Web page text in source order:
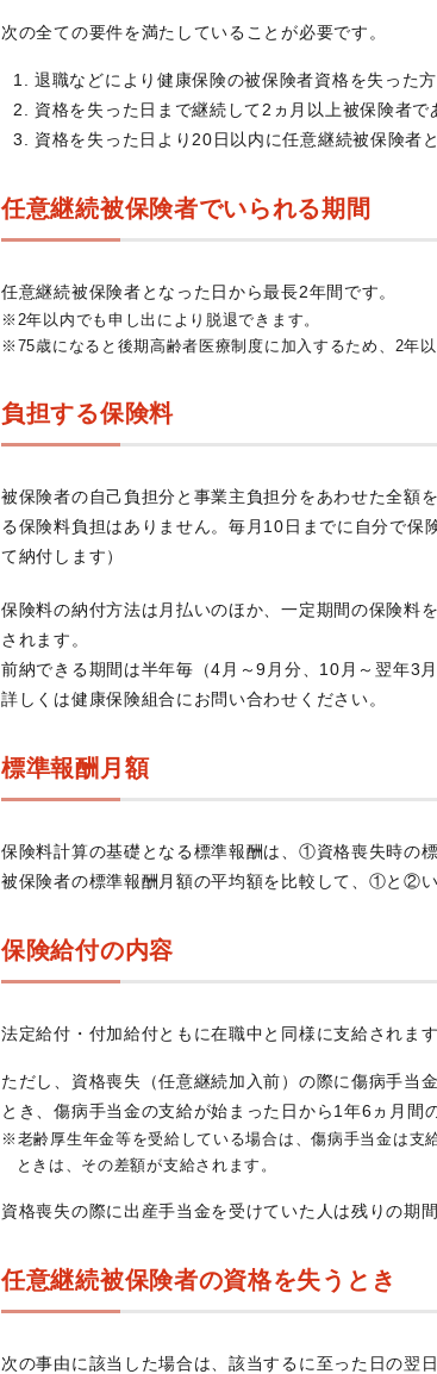
次の全ての要件を満たしていることが必要です。
退職などにより健康保険の被保険者資格を失った方
資格を失った日まで継続して2ヵ月以上被保険者で
資格を失った日より20日以内に任意継続被保険者
任意継続被保険者でいられる期間
任意継続被保険者となった日から最長2年間です。
※2年以内でも申し出により脱退できます。
※75歳になると後期高齢者医療制度に加入するため、2年以
負担する保険料
被保険者の自己負担分と事業主負担分をあわせた全額
る保険料負担はありません。毎月10日までに自分で
て納付します）
保険料の納付方法は月払いのほか、一定期間の保険料
されます。
前納できる期間は半年毎（4月～9月分、10月～翌年3
詳しくは健康保険組合にお問い合わせください。
標準報酬月額
保険料計算の基礎となる標準報酬は、①資格喪失時の
被保険者の標準報酬月額の平均額を比較して、①と②い
保険給付の内容
法定給付・付加給付ともに在職中と同様に支給されます
ただし、資格喪失（任意継続加入前）の際に傷病手当
とき、傷病手当金の支給が始まった日から1年6ヵ月間
※老齢厚生年金等を受給している場合は、傷病手当金は支
ときは、その差額が支給されます。
資格喪失の際に出産手当金を受けていた人は残りの期
任意継続被保険者の資格を失うとき
次の事由に該当した場合は、該当するに至った日の翌